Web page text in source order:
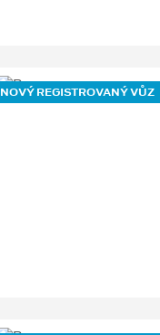
NOVÝ REGISTROVANÝ VŮZ